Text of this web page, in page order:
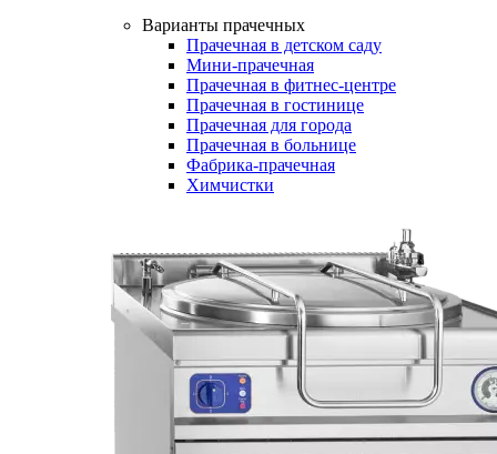
Варианты прачечных
Прачечная в детском саду
Мини-прачечная
Прачечная в фитнес-центре
Прачечная в гостинице
Прачечная для города
Прачечная в больнице
Фабрика-прачечная
Химчистки